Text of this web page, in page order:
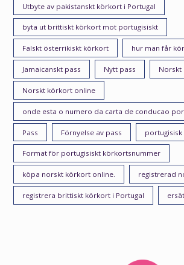
Utbyte av pakistanskt körkort i Portugal
byta ut brittiskt körkort mot portugisiskt
Falskt österrikiskt körkort hur man får
Jamaicanskt pass Nytt pass Norskt
Norskt körkort online
onde esta o numero da carta de conducao
Pass Förnyelse av pass
Format för portugisiskt körkortsnummer
köpa norskt körkort online. registrerad
registrera brittiskt körkort i Portugal